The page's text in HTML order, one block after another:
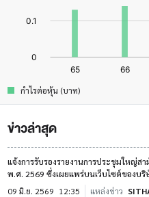
กำไรต่อหุ้น (บาท)
ข่าวล่าสุด
แจ้งการรับรองรายงานการประชุมใหญ่
พ.ศ. 2569 ซึ่งเผยแพร่บนเว็บไซต์ของบริ
09 มิ.ย. 2569 12:35 แหล่งข่าว